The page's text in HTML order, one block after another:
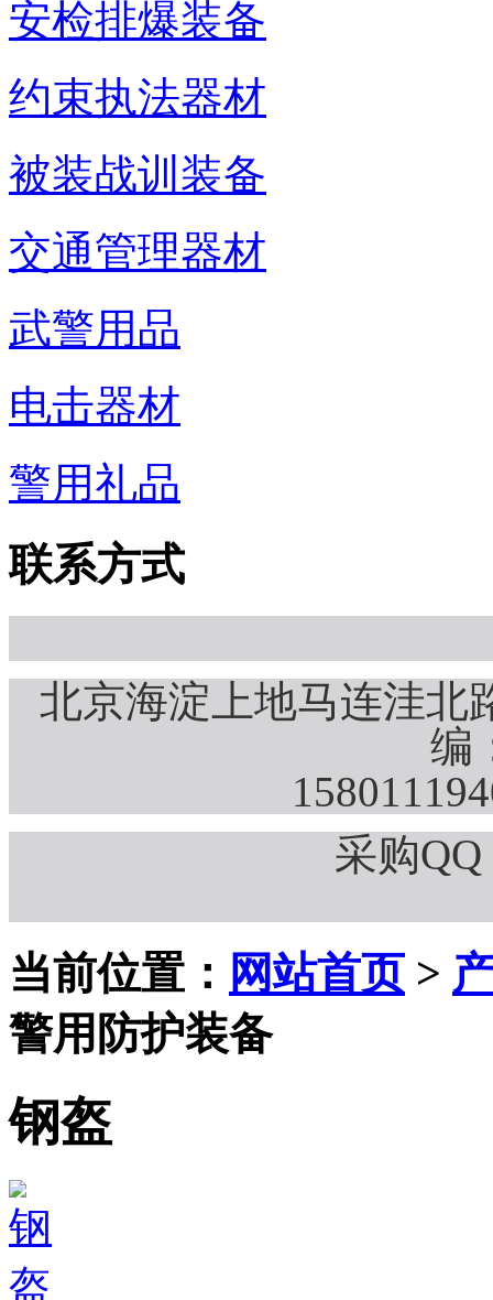
安检排爆装备
约束执法器材
被装战训装备
交通管理器材
武警用品
电击器材
警用礼品
联系方式
北京海淀上地马连洼北
编
采购QQ
当前位置： 网站首页>
警用防护装备
钢盔